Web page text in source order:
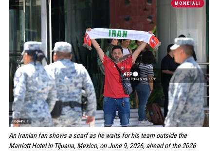
MONDIALI
An Iranian fan shows a scarf as he waits for his team outside the
Marriott Hotel in Tijuana, Mexico, on June 9, 2026, ahead of the 2026